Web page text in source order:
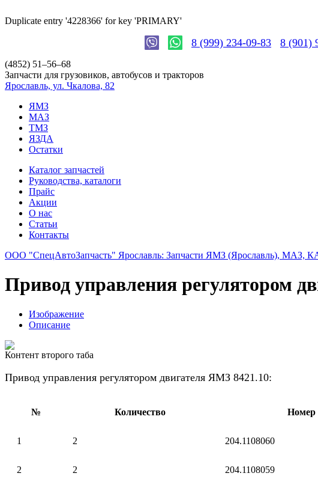
Duplicate entry '4228366' for key 'PRIMARY'
8 (999) 234-09-83 8 (901)
(4852) 51–56–68
Запчасти для грузовиков, автобусов и тракторов
Ярославль, ул. Чкалова, 82
ЯМЗ
МАЗ
ТМЗ
ЯЗДА
Остатки
Каталог запчастей
Руководства, каталоги
Прайс
Акции
О нас
Статьи
Контакты
ООО "СпецАвтоЗапчасть" Ярославль: Запчасти ЯМЗ (Ярославль), МАЗ,
Привод управления регулятором
Изображение
Описание
Контент второго таба
Привод управления регулятором двигателя ЯМЗ 8421.10:
№ Количество Номер
1 2 204.1108060
2 2 204.1108059